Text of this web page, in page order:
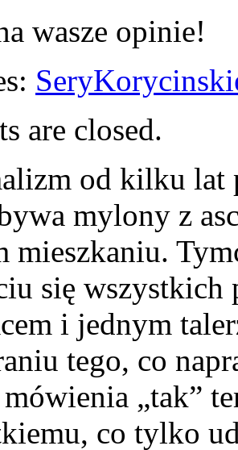
wasze opinie!
are closed.
od kilku lat
mylony z
mieszkaniu.
się wszystkich
i jednym
tego, co
„tak”
co tylko